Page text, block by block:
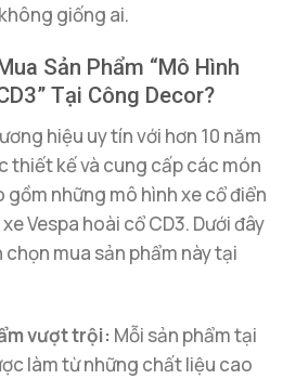
giống ai.
Sản Phẩm “Mô Hình
Tại Công Decor?
hiệu uy tín với hơn 10 năm
thiết kế và cung cấp các món
những mô hình xe cổ điển
Vespa hoài cổ CD3. Dưới đây
mua sản phẩm này tại
vượt trội: Mỗi sản phẩm tại
làm từ những chất liệu cao